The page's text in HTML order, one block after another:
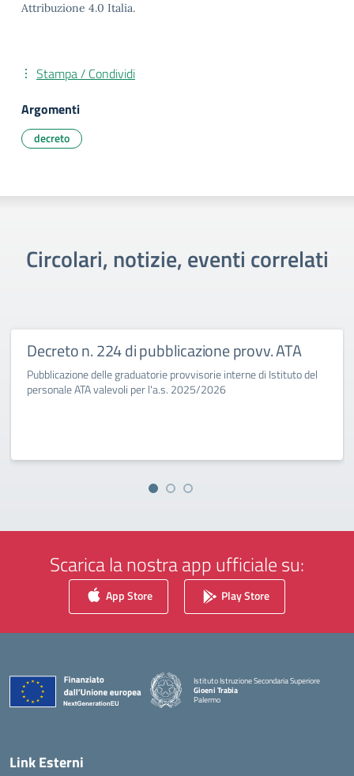
Attribuzione 4.0 Italia.
Stampa / Condividi
Argomenti
decreto
Circolari, notizie, eventi correlati
Decreto n. 224 di pubblicazione provv. ATA
Pubblicazione delle graduatorie provvisorie interne di Istituto del
personale ATA valevoli per l'a.s. 2025/2026
Scarica la nostra app ufficiale su:
App Store Play Store
Istituto Istruzione Secondaria Superiore
Gioeni Trabia
Palermo
Link Esterni